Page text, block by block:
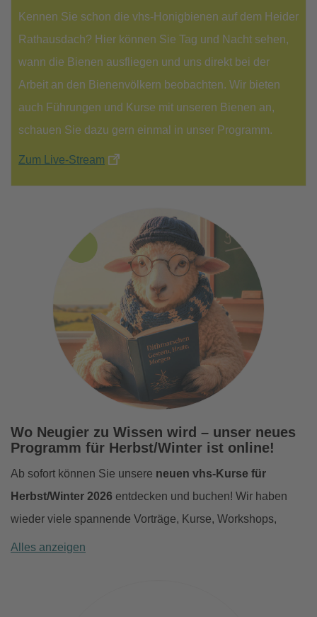
Kennen Sie schon die vhs-Honigbienen auf dem Heider
Rathausdach? Hier können Sie Tag und Nacht sehen,
wann die Bienen ausfliegen und uns direkt bei der
Arbeit an den Bienenvölkern beobachten. Wir bieten
auch Führungen und Kurse mit unseren Bienen an,
schauen Sie dazu gern einmal in unser Programm.
Zum Live-Stream
Wo Neugier zu Wissen wird – unser neues
Programm für Herbst/Winter ist online!
Ab sofort können Sie unsere neuen vhs-Kurse für
Herbst/Winter 2026 entdecken und buchen! Wir haben
wieder viele spannende Vorträge, Kurse, Workshops,
Einzelveranstaltungen und Bildungsurlaube im Programm.
Alles anzeigen